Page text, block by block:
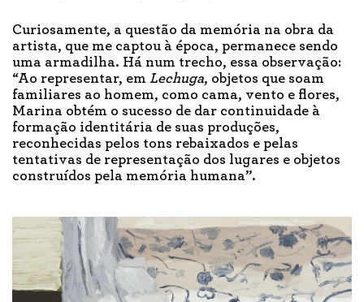
Curiosamente, a questão da memória na obra da
artista, que me captou à época, permanece sendo
uma armadilha. Há num trecho, essa observação:
“Ao representar, em Lechuga, objetos que soam
familiares ao homem, como cama, vento e flores,
Marina obtém o sucesso de dar continuidade à
formação identitária de suas produções,
reconhecidas pelos tons rebaixados e pelas
tentativas de representação dos lugares e objetos
construídos pela memória humana”.